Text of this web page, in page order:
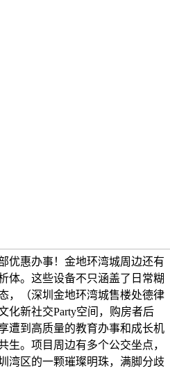
优惠办事！金地环湾城周边还有
体。这些设备不只涵盖了日常糊
，（深圳金地环湾城售楼处德律
化新社交Party空间，购房者后
遭到高质量的教育办事和成长机
生。项目周边有多个公交坐点，
湾区的一颗璀璨明珠，满脚分歧